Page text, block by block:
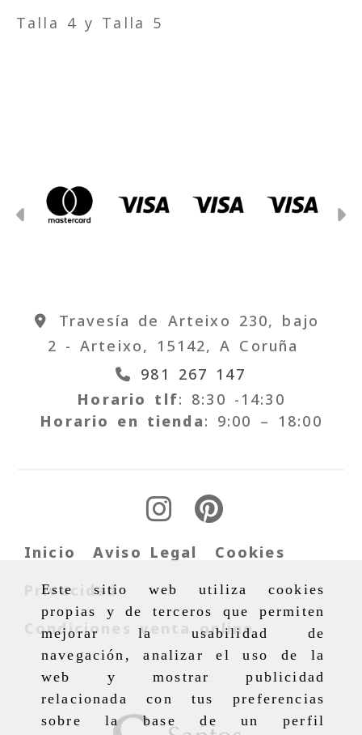
Este sitio web utiliza cookies
propias y de terceros que permiten
mejorar la usabilidad de
navegación, analizar el uso de la
web y mostrar publicidad
relacionada con tus preferencias
sobre la base de un perfil
Talla 4 y Talla 5
Anterior
Travesía de Arteixo 230, bajo
2 - Arteixo, 15142,A Coruña
981 267 147
Horario tlf: 8:30 -14:30
Horario en tienda: 9:00 – 18:00
Inicio Aviso Legal
Cookies
Privacidad
Condiciones venta online